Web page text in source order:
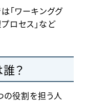
「ワーキンググ
ロセス」など
？
の役割を担う人